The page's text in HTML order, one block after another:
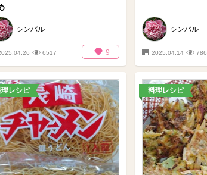
シンバル
6517 9
シンバル
2025.04.14 786
レシピ 料理レシピ